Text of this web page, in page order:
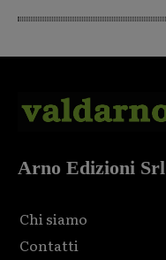
Arno Edizioni Srl
Chi siamo
Contatti